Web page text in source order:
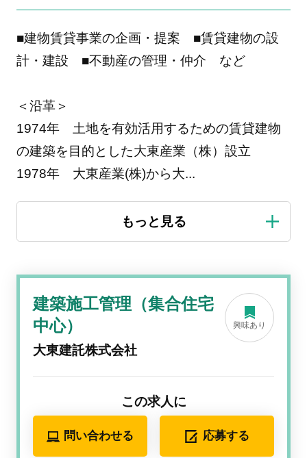
■建物賃貸事業の企画・提案 ■賃貸建物の設
計・建設 ■不動産の管理・仲介 など
＜沿革＞
1974年 土地を有効活用するための賃貸建物
の建築を目的とした大東産業（株）設立
1978年 大東産業(株)から大...
建築施工管理（集合住宅
中心）
大東建託株式会社
興味あり
この求人に
問い合わせる 応募する